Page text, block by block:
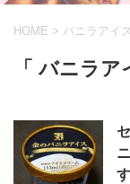
HOME > バニラアイス
「 バニラ